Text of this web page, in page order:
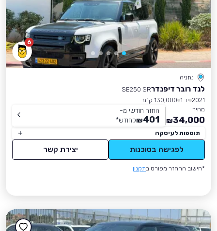
6
נתניה
לנד רובר דיפנדרSE250 SR
2021 יד 1
130,000 ק״מ
מחיר
34,000
₪
החזר חודשי מ-
401
₪לחודש*
תוספות לעיסקה
לפגישה בסוכנות יצירת קשר
*חישוב ההחזר מפורט בתקנון